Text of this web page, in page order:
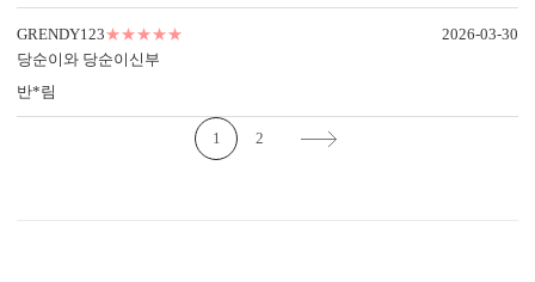
청첩장은 화면보다 실물이 중요합니다.
직접 종이와 인쇄 퀄리티를 확인해 보세요.
2. 400g과 350g의 고평량 용지
용지 두께는 청첩장의 첫인상과 품격을 결정합니다.
GRENDY123★★★★★
당순이와 당순이신부
반*림
2026-03-30
1 2